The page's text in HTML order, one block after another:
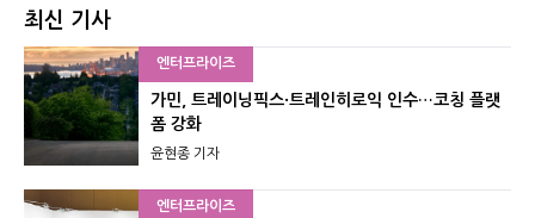
최신 기사
엔터프라이즈
가민, 트레이닝픽스·트레인히로익 인수…코칭 플랫
폼 강화
윤현종 기자
엔터프라이즈